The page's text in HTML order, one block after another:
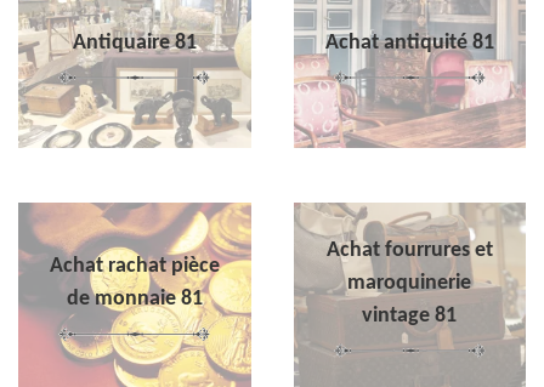
Antiquaire 81 Achat antiquité 81
Achat rachat pièce
de monnaie 81
Achat fourrures et
maroquinerie
vintage 81